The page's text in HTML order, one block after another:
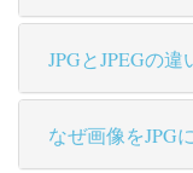
JPGとJPEGの違
なぜ画像をJPG